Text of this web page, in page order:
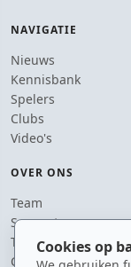
Cookies op
NAVIGATIE
Nieuws
Kennisbank
Spelers
Clubs
Video's
OVER ONS
Team
Supporters
Tip de redactie
Contact